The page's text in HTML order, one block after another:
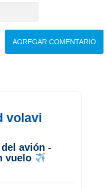
volavi
avión -
vuelo